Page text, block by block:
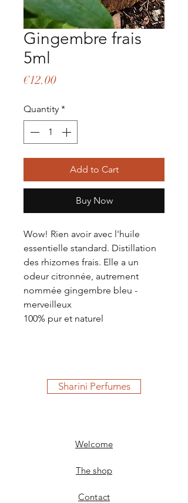
Gingembre frais
5ml
€12.00Price
Quantity *
Add to Cart
Buy Now
Wow! Rien avoir avec l'huile
essentielle standard. Distillation
des rhizomes frais. Elle a un
odeur citronnée, autrement
nommée gingembre bleu -
merveilleux
100% pur et naturel
Sharini Perfumes
Welcome
The shop
Contact